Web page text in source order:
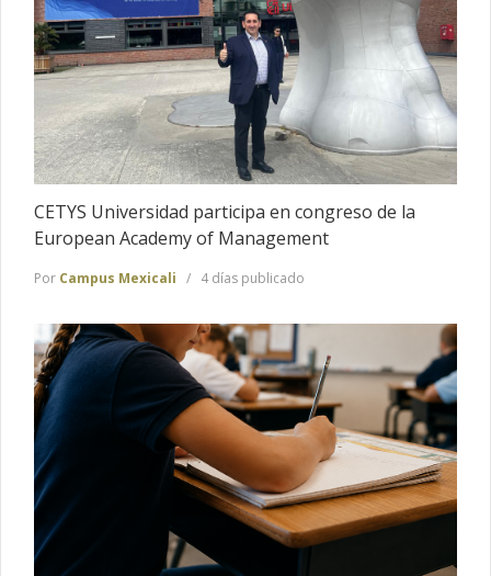
CETYS Universidad participa en congreso de la
European Academy of Management
Por Campus Mexicali 4 días publicado